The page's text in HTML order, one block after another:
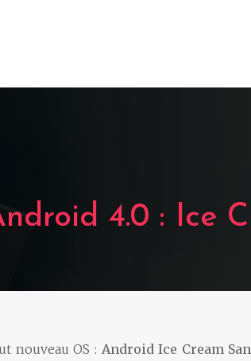
4.0 : Ice
nouveau OS : Android Ice Cream